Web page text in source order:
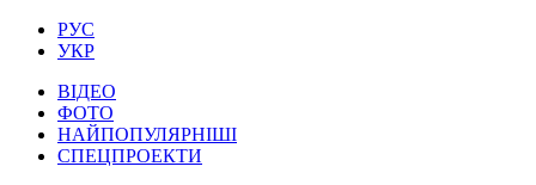
РУС
УКР
ВІДЕО
ФОТО
НАЙПОПУЛЯРНІШІ
СПЕЦПРОЕКТИ